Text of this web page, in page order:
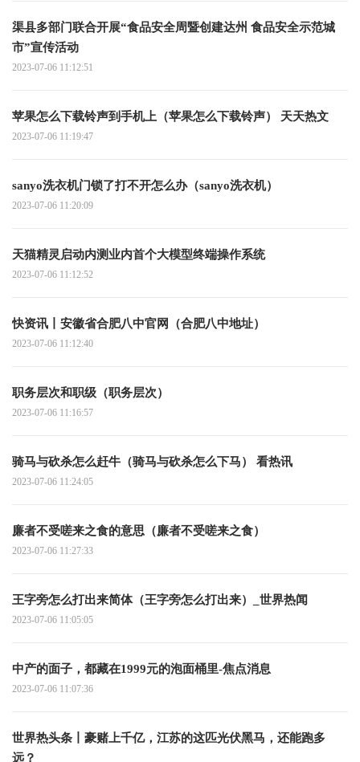
渠县多部门联合开展“食品安全周暨创建达州 食品安全示范城
市”宣传活动
2023-07-06 11:12:51
苹果怎么下载铃声到手机上（苹果怎么下载铃声） 天天热文
2023-07-06 11:19:47
sanyo洗衣机门锁了打不开怎么办（sanyo洗衣机）
2023-07-06 11:20:09
天猫精灵启动内测业内首个大模型终端操作系统
2023-07-06 11:12:52
快资讯丨安徽省合肥八中官网（合肥八中地址）
2023-07-06 11:12:40
职务层次和职级（职务层次）
2023-07-06 11:16:57
骑马与砍杀怎么赶牛（骑马与砍杀怎么下马） 看热讯
2023-07-06 11:24:05
廉者不受嗟来之食的意思（廉者不受嗟来之食）
2023-07-06 11:27:33
王字旁怎么打出来简体（王字旁怎么打出来）_世界热闻
2023-07-06 11:05:05
中产的面子，都藏在1999元的泡面桶里-焦点消息
2023-07-06 11:07:36
世界热头条丨豪赌上千亿，江苏的这匹光伏黑马，还能跑多
远？